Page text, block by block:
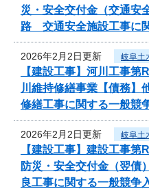
災・安全交付金（交通安
路 交通安全施設工事に
2026年2月2日更新 岐阜土
【建設工事】河川工事
川維持修繕事業【債務
修繕工事に関する一般競
2026年2月2日更新 岐阜土
【建設工事】建設工事
防災・安全交付金（翌
良工事に関する一般競争